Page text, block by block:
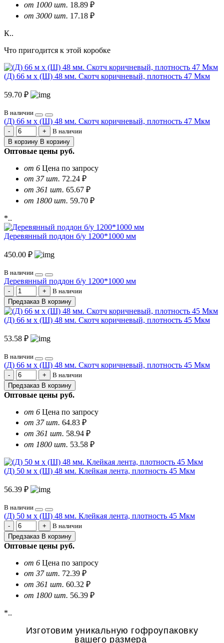
от 1000 шт. 18.89 ₽
от 3000 шт. 17.18 ₽
К..
Что пригодится к этой коробке
(Д) 66 м х (Ш) 48 мм. Скотч коричневый, плотность 47 Мкм
59.70 ₽
В наличии
(Д) 66 м х (Ш) 48 мм. Скотч коричневый, плотность 47 Мкм
В наличии
В корзину В корзину
Оптовые цены руб.
от 6 Цена по запросу
от 37 шт. 72.24 ₽
от 361 шт. 65.67 ₽
от 1800 шт. 59.70 ₽
*..
Деревянный поддон б/у 1200*1000 мм
450.00 ₽
В наличии
Деревянный поддон б/у 1200*1000 мм
В наличии
Предзаказ В корзину
(Д) 66 м х (Ш) 48 мм. Скотч коричневый, плотность 45 Мкм
53.58 ₽
В наличии
(Д) 66 м х (Ш) 48 мм. Скотч коричневый, плотность 45 Мкм
В наличии
Предзаказ В корзину
Оптовые цены руб.
от 6 Цена по запросу
от 37 шт. 64.83 ₽
от 361 шт. 58.94 ₽
от 1800 шт. 53.58 ₽
(Д) 50 м х (Ш) 48 мм. Клейкая лента, плотность 45 Мкм
56.39 ₽
В наличии
(Д) 50 м х (Ш) 48 мм. Клейкая лента, плотность 45 Мкм
В наличии
Предзаказ В корзину
Оптовые цены руб.
от 6 Цена по запросу
от 37 шт. 72.39 ₽
от 361 шт. 60.32 ₽
от 1800 шт. 56.39 ₽
*..
Изготовим уникальную гофроупаковку
вашего размера